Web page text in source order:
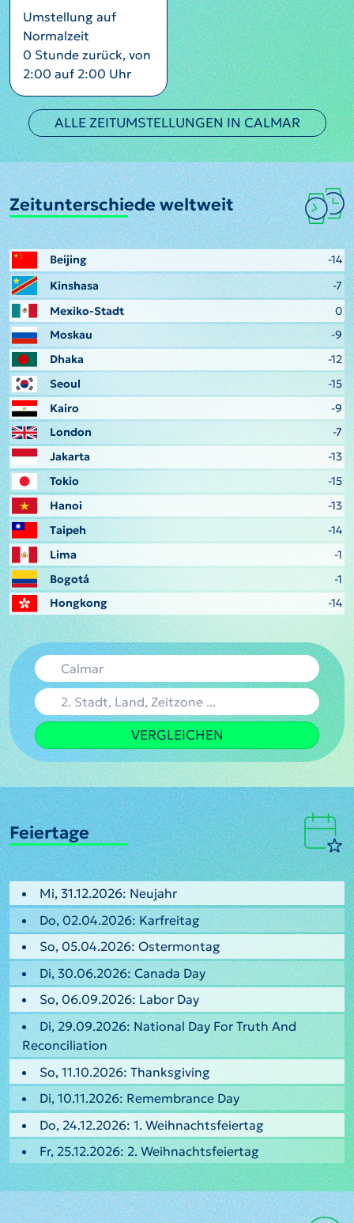
Umstellung auf
Normalzeit
0 Stunde zurück, von
2:00 auf 2:00 Uhr
ALLE ZEITUMSTELLUNGEN IN CALMAR
Zeitunterschiede weltweit
Beijing
-14
Kinshasa
-7
Mexiko-Stadt
0
Moskau
-9
Dhaka
-12
Seoul
-15
Kairo
-9
London
-7
Jakarta
-13
Tokio
-15
Hanoi
-13
Taipeh
-14
Lima
-1
Bogotá
-1
Hongkong
-14
VERGLEICHEN
Feiertage
Mi, 31.12.2026: Neujahr
Do, 02.04.2026: Karfreitag
So, 05.04.2026: Ostermontag
Di, 30.06.2026: Canada Day
So, 06.09.2026: Labor Day
Di, 29.09.2026: National Day For Truth And
Reconciliation
So, 11.10.2026: Thanksgiving
Di, 10.11.2026: Remembrance Day
Do, 24.12.2026: 1. Weihnachtsfeiertag
Fr, 25.12.2026: 2. Weihnachtsfeiertag